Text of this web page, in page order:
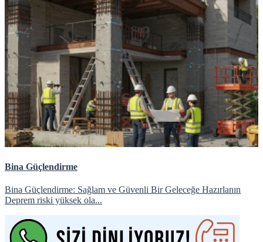
Bina Güçlendirme
Bina Güçlendirme: Sağlam ve Güvenli Bir Geleceğe Hazırlanın
Deprem riski yüksek ola...